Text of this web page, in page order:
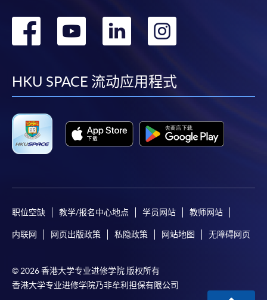
转
facebook
转
youtube
转
linkedin
HKU SPACE 流动应用程式
职位空缺 教学/报名中心地点 学员网站 教师网站
内联网 网页出版政策 私隐政策 网站地图 无障碍网页
© 2026 香港大学专业进修学院 版权所有
香港大学专业进修学院乃非牟利担保有限公司